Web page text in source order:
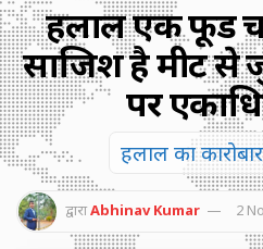
हलाल एक फूड
साजिश है मीट से
पर
हलाल का
द्वाराAbhinav Kumar 2